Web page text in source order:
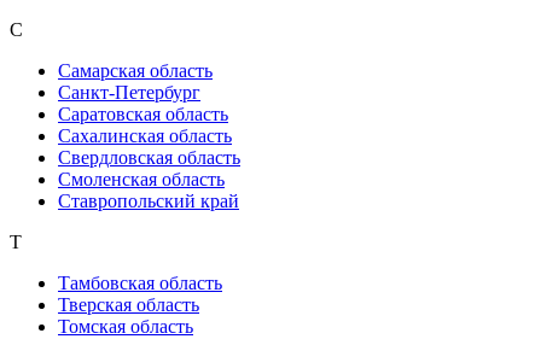
С
Самарская область
Санкт-Петербург
Саратовская область
Сахалинская область
Свердловская область
Смоленская область
Ставропольский край
Т
Тамбовская область
Тверская область
Томская область